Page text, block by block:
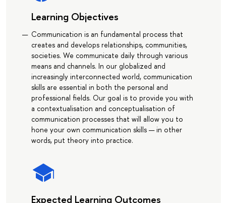
Learning Objectives
Communication is an fundamental process that
creates and develops relationships, communities,
societies. We communicate daily through various
means and channels. In our globalized and
increasingly interconnected world, communication
skills are essential in both the personal and
professional fields. Our goal is to provide you with
a contextualisation and conceptualisation of
communication processes that will allow you to
hone your own communication skills — in other
words, put theory into practice.
Expected Learning Outcomes